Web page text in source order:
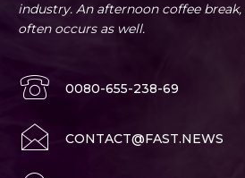
industry. An afternoon coffee
often occurs as well.
0080-655-238-69
CONTACT@FAST.NEWS